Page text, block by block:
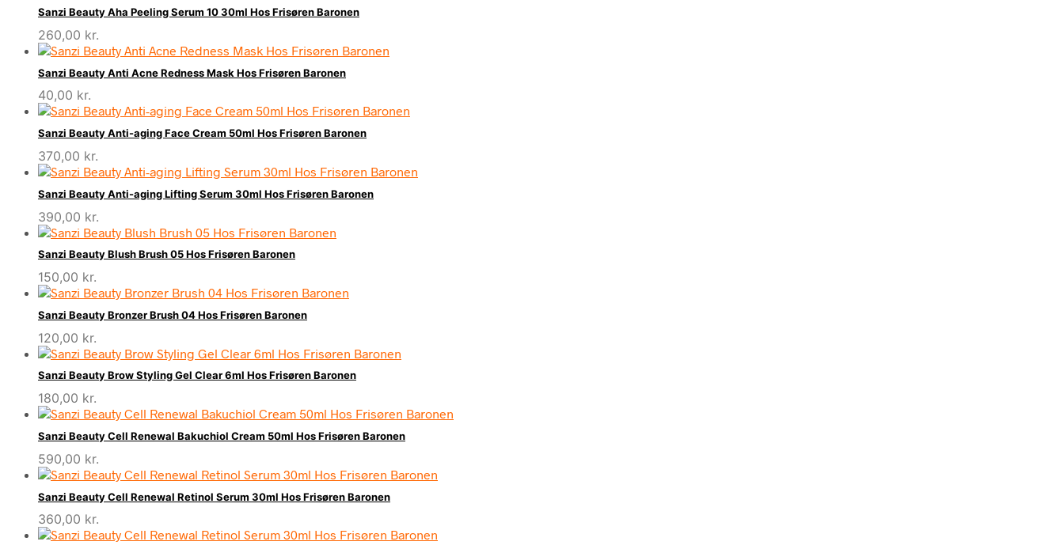
Sanzi Beauty Aha Peeling Serum 10 30ml Hos Frisøren Baronen
260,00 kr.
Sanzi Beauty Anti Acne Redness Mask Hos Frisøren Baronen
40,00 kr.
Sanzi Beauty Anti-aging Face Cream 50ml Hos Frisøren Baronen
370,00 kr.
Sanzi Beauty Anti-aging Lifting Serum 30ml Hos Frisøren Baronen
390,00 kr.
Sanzi Beauty Blush Brush 05 Hos Frisøren Baronen
150,00 kr.
Sanzi Beauty Bronzer Brush 04 Hos Frisøren Baronen
120,00 kr.
Sanzi Beauty Brow Styling Gel Clear 6ml Hos Frisøren Baronen
180,00 kr.
Sanzi Beauty Cell Renewal Bakuchiol Cream 50ml Hos Frisøren Baronen
590,00 kr.
Sanzi Beauty Cell Renewal Retinol Serum 30ml Hos Frisøren Baronen
360,00 kr.